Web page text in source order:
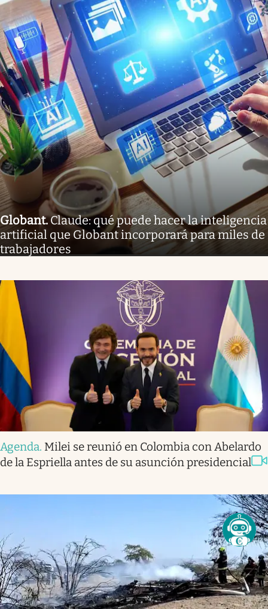
Globant.Claude: qué puede hacer la inteligencia
artificial que Globant incorporará para miles de
trabajadores
Agenda. Milei se reunió en Colombia con Abelardo
de la Espriella antes de su asunción presidencial